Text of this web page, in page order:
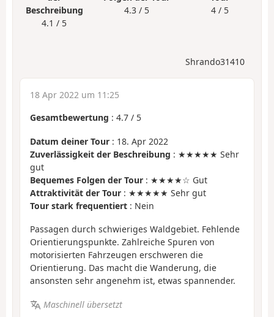
Beschreibung
4.1 / 5
4.3 / 5
4 / 5
Shrando31410
18 Apr 2022 um 11:25
Gesamtbewertung : 4.7 / 5
Datum deiner Tour : 18. Apr 2022
Zuverlässigkeit der Beschreibung : ★★★★★ Sehr
gut
Bequemes Folgen der Tour : ★★★★☆ Gut
Attraktivität der Tour : ★★★★★ Sehr gut
Tour stark frequentiert : Nein
Passagen durch schwieriges Waldgebiet. Fehlende
Orientierungspunkte. Zahlreiche Spuren von
motorisierten Fahrzeugen erschweren die
Orientierung. Das macht die Wanderung, die
ansonsten sehr angenehm ist, etwas spannender.
Maschinell übersetzt